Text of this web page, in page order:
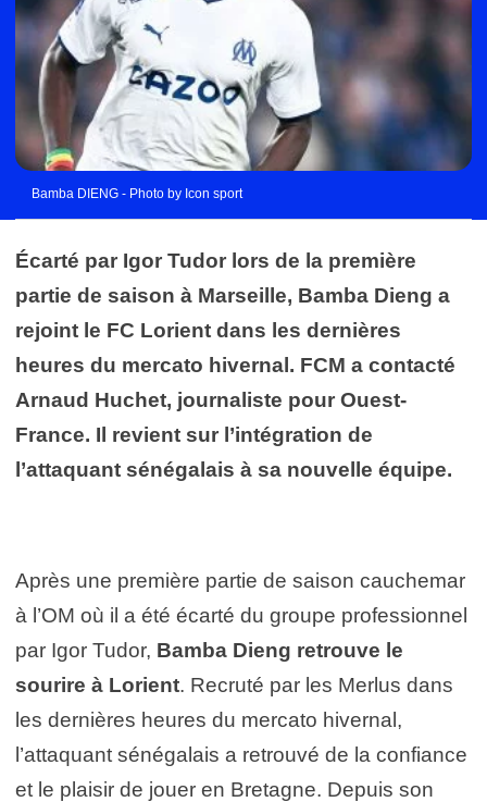
Bamba DIENG - Photo by Icon sport
Écarté par Igor Tudor lors de la première
partie de saison à Marseille, Bamba Dieng a
rejoint le FC Lorient dans les dernières
heures du mercato hivernal. FCM a contacté
Arnaud Huchet, journaliste pour Ouest-
France. Il revient sur l’intégration de
l’attaquant sénégalais à sa nouvelle équipe.
Après une première partie de saison cauchemar
à l’OM où il a été écarté du groupe professionnel
par Igor Tudor, Bamba Dieng retrouve le
sourire à Lorient. Recruté par les Merlus dans
les dernières heures du mercato hivernal,
l’attaquant sénégalais a retrouvé de la confiance
et le plaisir de jouer en Bretagne. Depuis son